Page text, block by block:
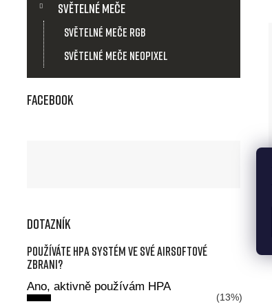
Světelné meče
Světelné meče RGB
Světelné meče Neopixel
Facebook
Dotazník
Používáte HPA systém ve své airsoftové
zbrani?
Ano, aktivně používám HPA
(13%)